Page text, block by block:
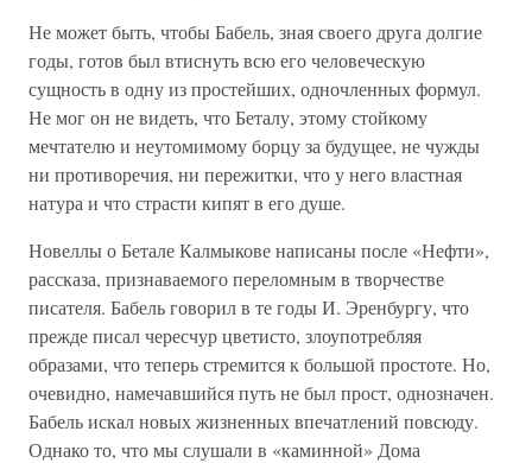
Не может быть, чтобы Бабель, зная своего друга долгие
годы, готов был втиснуть всю его человеческую
сущность в одну из простейших, одночленных формул.
Не мог он не видеть, что Беталу, этому стойкому
мечтателю и неутомимому борцу за будущее, не чужды
ни противоречия, ни пережитки, что у него властная
натура и что страсти кипят в его душе.
Новеллы о Бетале Калмыкове написаны после «Нефти»,
рассказа, признаваемого переломным в творчестве
писателя. Бабель говорил в те годы И. Эренбургу, что
прежде писал чересчур цветисто, злоупотребляя
образами, что теперь стремится к большой простоте. Но,
очевидно, намечавшийся путь не был прост, однозначен.
Бабель искал новых жизненных впечатлений повсюду.
Однако то, что мы слушали в «каминной» Дома